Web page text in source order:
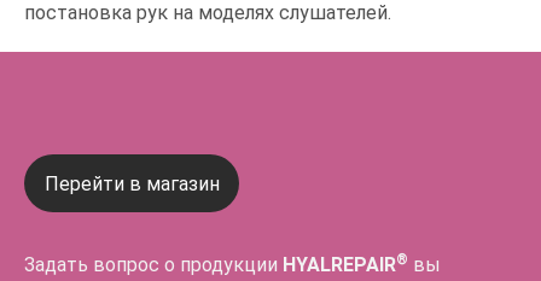
постановка рук на моделях слушателей.
Перейти в магазин
Задать вопрос о продукции HYALREPAIR® вы